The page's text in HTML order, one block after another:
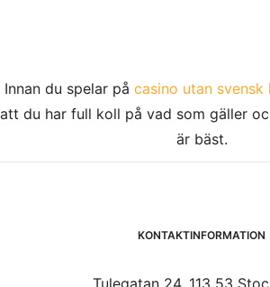
Innan du spelar på casino utan svensk
att du har full koll på vad som gäller
är bäst.
KONTAKTINFORMATION
Tulegatan 24, 113 53